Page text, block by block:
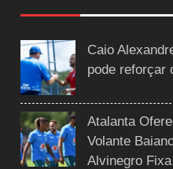
Caio
pode reforçar
Atalanta
Volante
Alvinegro